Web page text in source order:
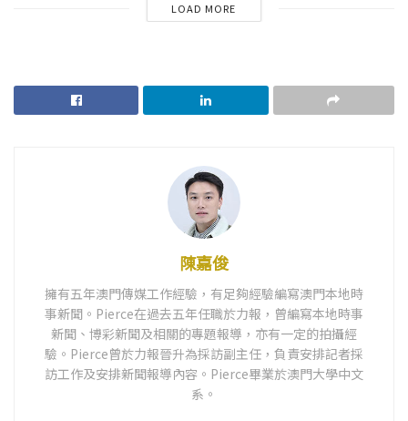
LOAD MORE
陳嘉俊
擁有五年澳門傳媒工作經驗，有足夠經驗編寫澳門本地時
事新聞。Pierce在過去五年任職於力報，曾編寫本地時事
新聞、博彩新聞及相關的專題報導，亦有一定的拍攝經
驗。Pierce曾於力報晉升為採訪副主任，負責安排記者採
訪工作及安排新聞報導內容。Pierce畢業於澳門大學中文
系。